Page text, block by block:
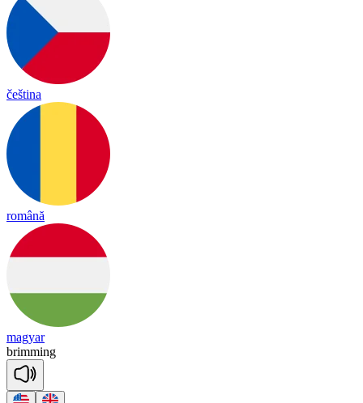
čeština
română
magyar
brimming